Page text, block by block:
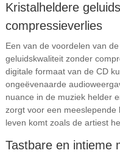
Kristalheldere
compressieverlies
Een van de voordelen van
geluidskwaliteit zonder
digitale formaat van de CD
ongeëvenaarde
nuance in de muziek helder
zorgt voor een
leven komt zoals de artiest
Tastbare en intieme